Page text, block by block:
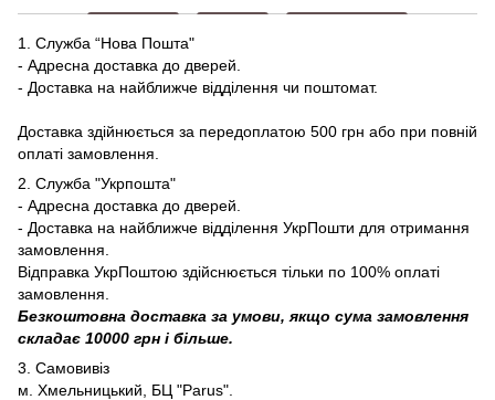
1. Служба “Нова Пошта"
- Адресна доставка до дверей.
- Доставка на найближче відділення чи поштомат.
Доставка здійнюється за передоплатою 500 грн або при повній
оплаті замовлення.
2. Служба "Укрпошта"
- Адресна доставка до дверей.
- Доставка на найближче відділення УкрПошти для отримання
замовлення.
Відправка УкрПоштою здійснюється тільки по 100% оплаті
замовлення.
Безкоштовна доставка за умови, якщо сума замовлення
складає 10000 грн і більше.
3. Самовивіз
м. Хмельницький, БЦ "Parus".